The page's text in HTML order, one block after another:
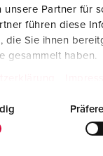
unsere Partner für
führen diese
die Sie ihnen
gesammelt haben.